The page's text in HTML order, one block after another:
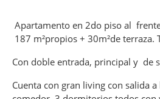
Apartamento en 2do piso al
187 m²propios + 30m²de terraza.
Con doble entrada, principal y de
Cuenta con gran living con salida